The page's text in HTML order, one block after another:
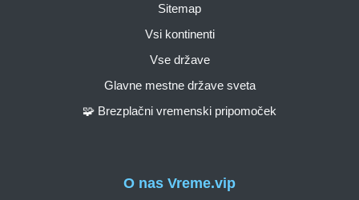
O nas Vreme.vip
Sitemap
Vsi kontinenti
Vse države
Glavne mestne države sveta
🧩 Brezplačni vremenski pripomoček